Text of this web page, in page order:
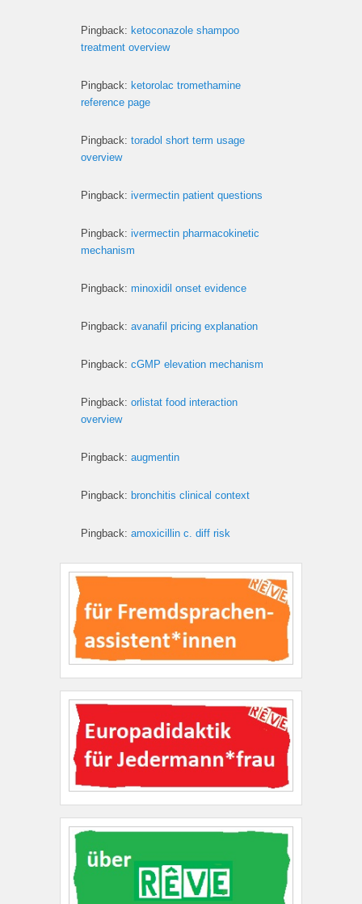
Pingback: ketoconazole shampoo
treatment overview
Pingback: ketorolac tromethamine
reference page
Pingback: toradol short term usage
overview
Pingback: ivermectin patient questions
Pingback: ivermectin pharmacokinetic
mechanism
Pingback: minoxidil onset evidence
Pingback: avanafil pricing explanation
Pingback: cGMP elevation mechanism
Pingback: orlistat food interaction
overview
Pingback: augmentin
Pingback: bronchitis clinical context
Pingback: amoxicillin c. diff risk